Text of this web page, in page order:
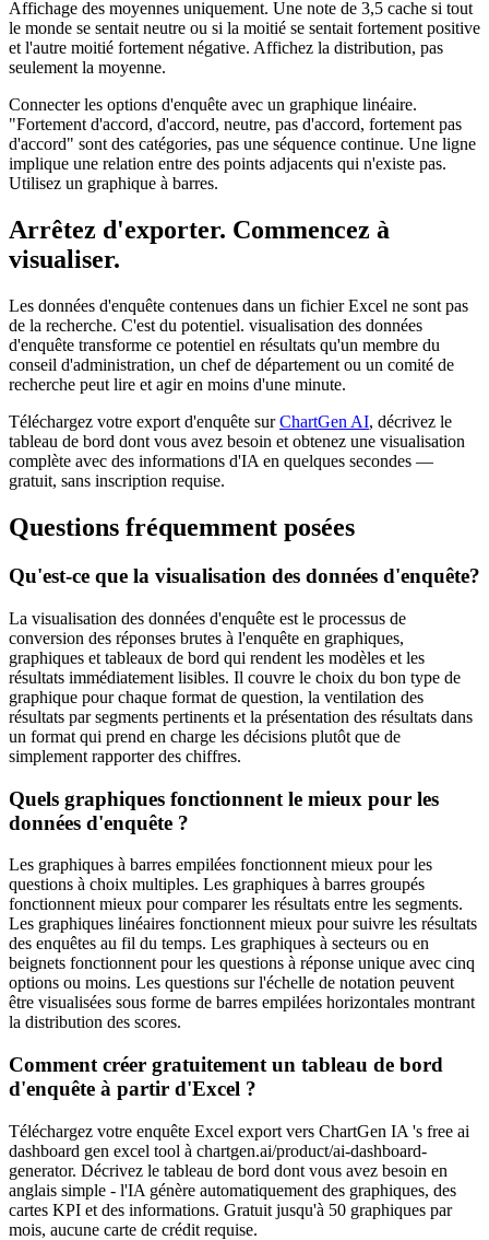
Affichage des moyennes uniquement. Une note de 3,5 cache si tout
le monde se sentait neutre ou si la moitié se sentait fortement positive
et l'autre moitié fortement négative. Affichez la distribution, pas
seulement la moyenne.
Connecter les options d'enquête avec un graphique linéaire.
"Fortement d'accord, d'accord, neutre, pas d'accord, fortement pas
d'accord" sont des catégories, pas une séquence continue. Une ligne
implique une relation entre des points adjacents qui n'existe pas.
Utilisez un graphique à barres.
Arrêtez d'exporter. Commencez à
visualiser.
Les données d'enquête contenues dans un fichier Excel ne sont pas
de la recherche. C'est du potentiel. visualisation des données
d'enquête transforme ce potentiel en résultats qu'un membre du
conseil d'administration, un chef de département ou un comité de
recherche peut lire et agir en moins d'une minute.
Téléchargez votre export d'enquête surChartGen AI, décrivez le
tableau de bord dont vous avez besoin et obtenez une visualisation
complète avec des informations d'IA en quelques secondes —
gratuit, sans inscription requise.
Questions fréquemment posées
Qu'est-ce que la visualisation des données d'enquête?
La visualisation des données d'enquête est le processus de
conversion des réponses brutes à l'enquête en graphiques,
graphiques et tableaux de bord qui rendent les modèles et les
résultats immédiatement lisibles. Il couvre le choix du bon type de
graphique pour chaque format de question, la ventilation des
résultats par segments pertinents et la présentation des résultats dans
un format qui prend en charge les décisions plutôt que de
simplement rapporter des chiffres.
Quels graphiques fonctionnent le mieux pour les
données d'enquête ?
Les graphiques à barres empilées fonctionnent mieux pour les
questions à choix multiples. Les graphiques à barres groupés
fonctionnent mieux pour comparer les résultats entre les segments.
Les graphiques linéaires fonctionnent mieux pour suivre les résultats
des enquêtes au fil du temps. Les graphiques à secteurs ou en
beignets fonctionnent pour les questions à réponse unique avec cinq
options ou moins. Les questions sur l'échelle de notation peuvent
être visualisées sous forme de barres empilées horizontales montrant
la distribution des scores.
Comment créer gratuitement un tableau de bord
d'enquête à partir d'Excel ?
Téléchargez votre enquête Excel export vers ChartGen IA 's free ai
dashboard gen excel tool à chartgen.ai/product/ai-dashboard-
generator. Décrivez le tableau de bord dont vous avez besoin en
anglais simple - l'IA génère automatiquement des graphiques, des
cartes KPI et des informations. Gratuit jusqu'à 50 graphiques par
mois, aucune carte de crédit requise.